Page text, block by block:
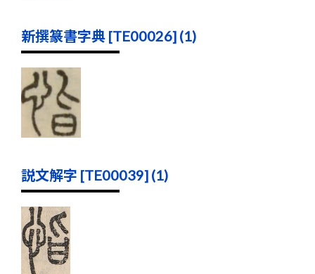
新撰篆書字典 [TE00026] (1)
説文解字 [TE00039] (1)